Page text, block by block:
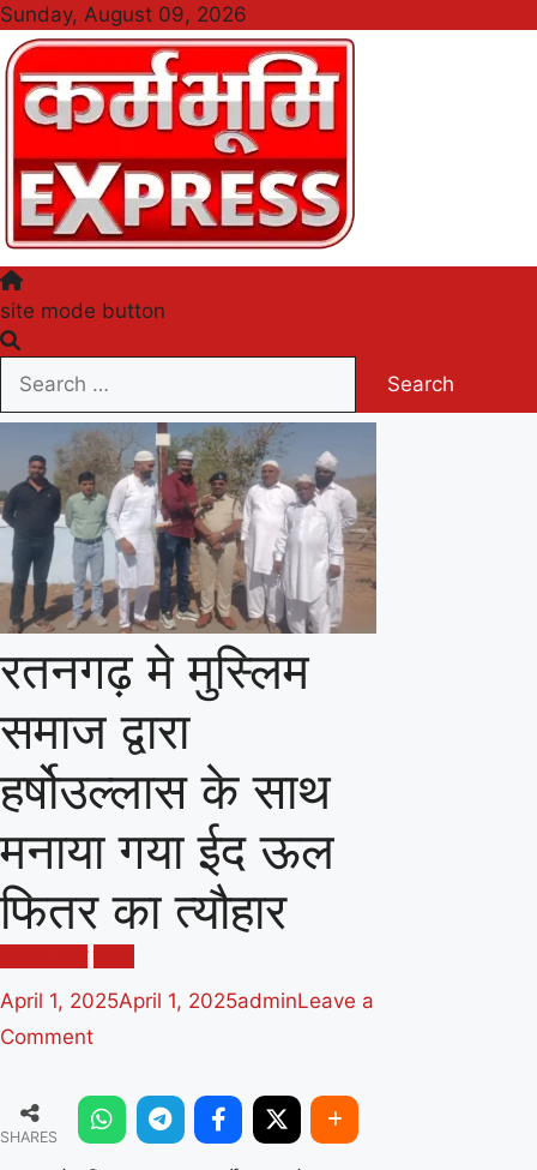
Skip
to
content
Sunday, August 09, 2026
Karmabhumi Express
site mode button
Search
for:
रतनगढ़ मे मुस्लिम
समाज द्वारा
हर्षोउल्लास के साथ
मनाया गया ईद ऊल
फितर का त्यौहार
April 1, 2025April 1, 2025adminLeave a
Commenton
मे
मुस्लिम
SHARES